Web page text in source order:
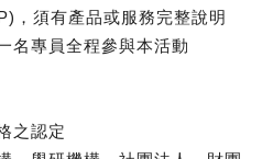
，須有產品或服務完整說明
名專員全程參與本活動
之認定